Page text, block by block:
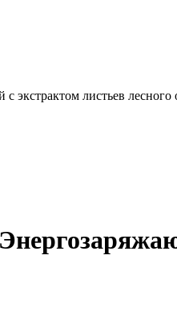
листьев лесного